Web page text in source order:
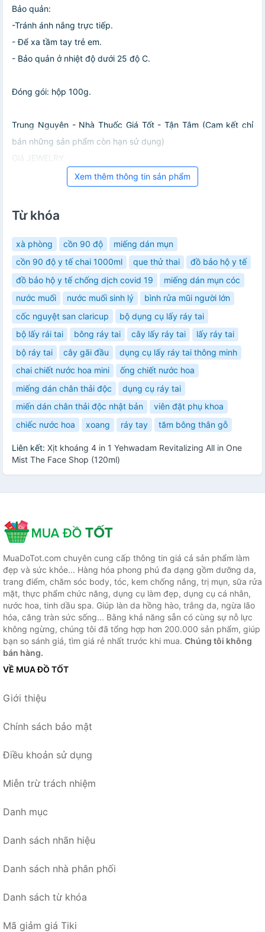
Bảo quản:
-Tránh ánh nắng trực tiếp.
- Để xa tầm tay trẻ em.
- Bảo quản ở nhiệt độ dưới 25 độ C.
Đóng gói: hộp 100g.
Trung Nguyên - Nhà Thuốc Giá Tốt - Tận Tâm (Cam kết chỉ
bán những sản phẩm còn hạn sử dụng)
Giá JEWELRY
Xem thêm thông tin sản phẩm
Từ khóa
xà phòng cồn 90 độ
miếng dán mụn
cồn 90 độ y tế chai 1000ml
que thử thai
đồ bảo hộ y tế
đồ bảo hộ y tế chống dịch covid 19
miếng dán mụn cóc
nước muối
nước muối sinh lý
bình rửa mũi người lớn
cốc nguyệt san claricup
bộ dụng cụ lấy ráy tai
bộ lấy rái tai
bông ráy tai cây lấy ráy tai
lấy ráy tai
bộ ráy tai
cây gãi đầu
dụng cụ lấy ráy tai thông minh
chai chiết nước hoa mini
ống chiết nước hoa
miếng dán chân thải độc
dụng cụ ráy tai
miến dán chân thải độc nhật bản
viên đặt phụ khoa
chiếc nước hoa
xoang ráy tay tăm bông thân gỗ
Liên kết: Xịt khoáng 4 in 1 Yehwadam Revitalizing All in One
Mist The Face Shop (120ml)
MuaDoTot.com chuyên cung cấp thông tin giá cả sản phẩm làm
đẹp và sức khỏe... Hàng hóa phong phú đa dạng gồm dưỡng da,
trang điểm, chăm sóc body, tóc, kem chống nắng, trị mụn, sữa rửa
mặt, thực phẩm chức năng, dụng cụ làm đẹp, dụng cụ cá nhân,
nước hoa, tinh dầu spa. Giúp làn da hồng hào, trắng da, ngừa lão
hóa, căng tràn sức sống... Bằng khả năng sẵn có cùng sự nỗ lực
không ngừng, chúng tôi đã tổng hợp hơn 200.000 sản phẩm, giúp
bạn so sánh giá, tìm giá rẻ nhất trước khi mua. Chúng tôi không
bán hàng.
VỀ MUA ĐỒ TỐT
Giới thiệu
Chính sách bảo mật
Điều khoản sử dụng
Miễn trừ trách nhiệm
Danh mục
Danh sách nhãn hiệu
Danh sách nhà phân phối
Danh sách từ khóa
Mã giảm giá Tiki